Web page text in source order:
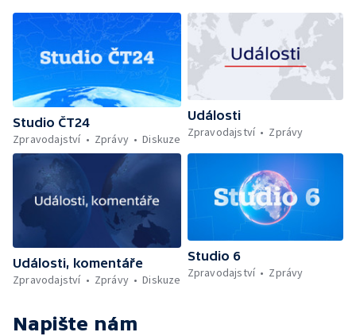
Studio ČT24
Zpravodajství
Zprávy Diskuze
Události
Zpravodajství
Zprávy
Události, komentáře
Zpravodajství
Zprávy Diskuze
Studio 6
Zpravodajství
Zprávy
Napište nám